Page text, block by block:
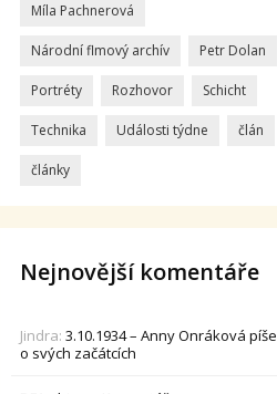
Míla Pachnerová
Národní flmový archív Petr Dolan
Portréty Rozhovor Schicht
Technika Události týdne člán
články
Nejnovější komentáře
Jindra:3.10.1934 – Anny Onráková píše
o svých začátcích